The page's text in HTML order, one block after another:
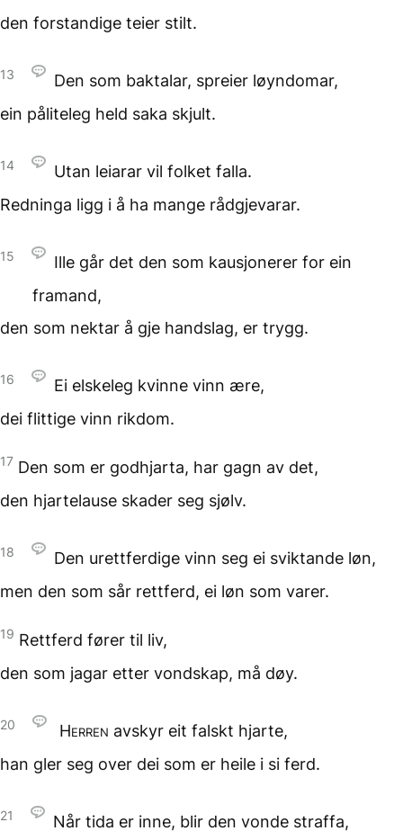
den forstandige teier stilt.
13 Den som baktalar, spreier løyndomar,
ein påliteleg held saka skjult.
14
Utan leiarar vil folket falla.
Redninga ligg i å ha mange rådgjevarar.
15 Ille går det den som kausjonerer for ein
framand,
den som nektar å gje handslag, er trygg.
16
Ei elskeleg kvinne vinn ære,
dei flittige vinn rikdom.
17 Den som er godhjarta, har gagn av det,
den hjartelause skader seg sjølv.
18 Den urettferdige vinn seg ei sviktande løn,
men den som sår rettferd, ei løn som varer.
19 Rettferd fører til liv,
den som jagar etter vondskap, må døy.
20 Herren avskyr eit falskt hjarte,
han gler seg over dei som er heile i si ferd.
21 Når tida er inne, blir den vonde straffa,